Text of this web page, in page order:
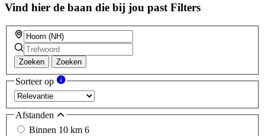
Vind hier de baan die bij jou past Filters
Zoeken Zoeken
Sorteer op
Afstanden
Binnen 10 km 6